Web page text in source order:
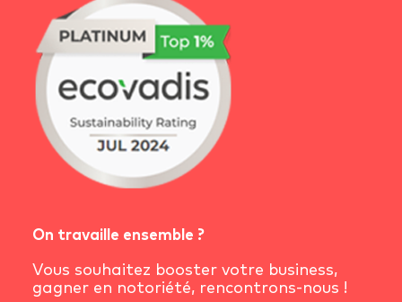
On travaille ensemble ?
Vous souhaitez booster votre business,
gagner en notoriété, rencontrons-nous !